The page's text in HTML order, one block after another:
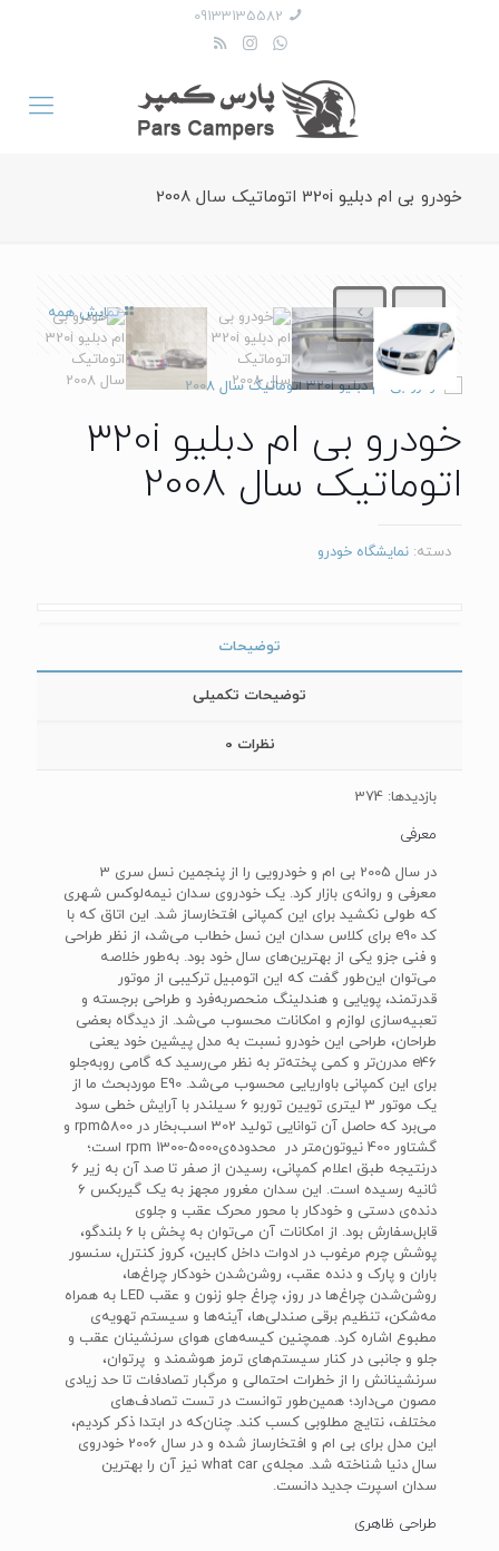
09133135582
خودرو بی ام دبلیو 320i اتوماتیک سال 2008
نمایش همه
خودرو بی ام دبلیو 320i
اتوماتیک سال 2008
دسته: نمایشگاه خودرو
توضیحات
توضیحات تکمیلی
نظرات 0
بازدیدها: 374
معرفی
در سال 2005 بی ام و خودرویی را از پنجمین نسل سری 3
معرفی و روانه‌ی بازار کرد. یک خودروی سدان نیمه‌لوکس شهری
که طولی نکشید برای این کمپانی افتخارساز شد. این اتاق که با
کد e90 برای کلاس سدان این نسل خطاب می‌شد، از نظر طراحی
و فنی جزو یکی از بهترین‌های سال خود بود. به‌طور خلاصه
می‌توان این‌طور گفت که این اتومبیل ترکیبی از موتور
قدرتمند، پویایی و هندلینگ منحصربه‌فرد و طراحی برجسته و
تعبیه‌سازی لوازم و امکانات محسوب می‌شد. از دیدگاه بعضی
طراحان، طراحی این خودرو نسبت به مدل پیشین خود یعنی
e46 مدرن‌تر و کمی پخته‌تر به نظر می‌رسید که گامی روبه‌جلو
برای این کمپانی باواریایی محسوب می‌شد. E90 موردبحث ما از
یک موتور 3 لیتری تویین توربو 6 سیلندر با آرایش خطی سود
می‌برد که حاصل آن توانایی تولید 302 اسب‌بخار در rpm5800 و
گشتاور 400 نیوتون‌متر در محدوده‌یrpm 1300-5000 است؛
درنتیجه طبق اعلام کمپانی، رسیدن از صفر تا صد آن به زیر 6
ثانیه رسیده است. این سدان مغرور مجهز به یک گیربکس 6
دنده‌ی دستی و خودکار با محور محرک عقب و جلوی
قابل‌سفارش بود. از امکانات آن می‌توان به پخش با 6 بلندگو،
پوشش چرم مرغوب در ادوات داخل کابین، کروز کنترل، سنسور
باران و پارک و دنده عقب، روشن‌شدن خودکار چراغ‌ها،
روشن‌شدن چراغ‌ها در روز، چراغ جلو زنون و عقب LED به همراه
مه‌شکن، تنظیم برقی صندلی‌ها، آینه‌ها و سیستم تهویه‌ی
مطبوع اشاره کرد. همچنین کیسه‌های هوای سرنشینان عقب و
جلو و جانبی در کنار سیستم‌های ترمز هوشمند و پرتوان،
سرنشینانش را از خطرات احتمالی و مرگبار تصادفات تا حد زیادی
مصون می‌دارد؛ همین‌طور توانست در تست تصادف‌های
مختلف، نتایج مطلوبی کسب کند. چنان‌که در ابتدا ذکر کردیم،
این مدل برای بی ام و افتخارساز شده و در سال 2006 خودروی
سال دنیا شناخته شد. مجله‌ی what car نیز آن را بهترین
سدان اسپرت جدید دانست.
طراحی ظاهری